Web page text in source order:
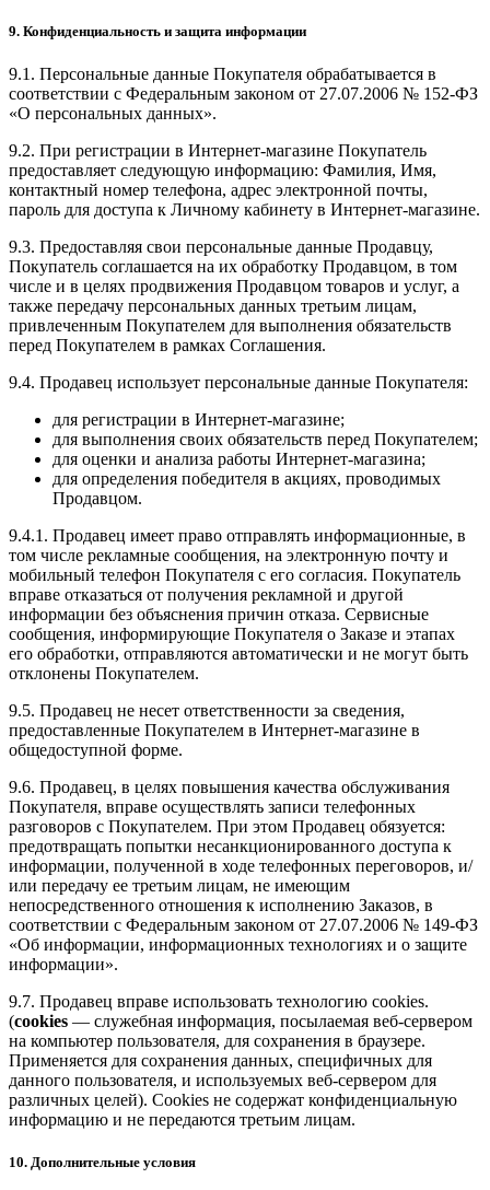
9. Конфиденциальность и защита информации
9.1. Персональные данные Покупателя обрабатывается в
соответствии с Федеральным законом от 27.07.2006 № 152-ФЗ
«О персональных данных».
9.2. При регистрации в Интернет-магазине Покупатель
предоставляет следующую информацию: Фамилия, Имя,
контактный номер телефона, адрес электронной почты,
пароль для доступа к Личному кабинету в Интернет-магазине.
9.3. Предоставляя свои персональные данные Продавцу,
Покупатель соглашается на их обработку Продавцом, в том
числе и в целях продвижения Продавцом товаров и услуг, а
также передачу персональных данных третьим лицам,
привлеченным Покупателем для выполнения обязательств
перед Покупателем в рамках Соглашения.
9.4. Продавец использует персональные данные Покупателя:
для регистрации в Интернет-магазине;
для выполнения своих обязательств перед Покупателем;
для оценки и анализа работы Интернет-магазина;
для определения победителя в акциях, проводимых
Продавцом.
9.4.1. Продавец имеет право отправлять информационные, в
том числе рекламные сообщения, на электронную почту и
мобильный телефон Покупателя с его согласия. Покупатель
вправе отказаться от получения рекламной и другой
информации без объяснения причин отказа. Сервисные
сообщения, информирующие Покупателя о Заказе и этапах
его обработки, отправляются автоматически и не могут быть
отклонены Покупателем.
9.5. Продавец не несет ответственности за сведения,
предоставленные Покупателем в Интернет-магазине в
общедоступной форме.
9.6. Продавец, в целях повышения качества обслуживания
Покупателя, вправе осуществлять записи телефонных
разговоров с Покупателем. При этом Продавец обязуется:
предотвращать попытки несанкционированного доступа к
информации, полученной в ходе телефонных переговоров, и/
или передачу ее третьим лицам, не имеющим
непосредственного отношения к исполнению Заказов, в
соответствии с Федеральным законом от 27.07.2006 № 149-ФЗ
«Об информации, информационных технологиях и о защите
информации».
9.7. Продавец вправе использовать технологию cookies.
(cookies — служебная информация, посылаемая веб-сервером
на компьютер пользователя, для сохранения в браузере.
Применяется для сохранения данных, специфичных для
данного пользователя, и используемых веб-сервером для
различных целей). Cookies не содержат конфиденциальную
информацию и не передаются третьим лицам.
10. Дополнительные условия